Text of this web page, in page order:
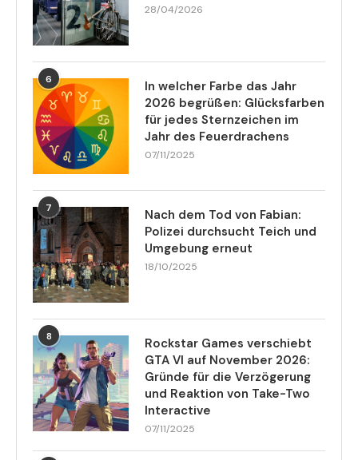
28/04/2026
6
In welcher Farbe das Jahr
2026 begrüßen: Glücksfarben
für jedes Sternzeichen im
Jahr des Feuerdrachens
07/11/2025
7
Nach dem Tod von Fabian:
Polizei durchsucht Teich und
Umgebung erneut
18/10/2025
8
Rockstar Games verschiebt
GTA VI auf November 2026:
Gründe für die Verzögerung
und Reaktion von Take-Two
Interactive
07/11/2025